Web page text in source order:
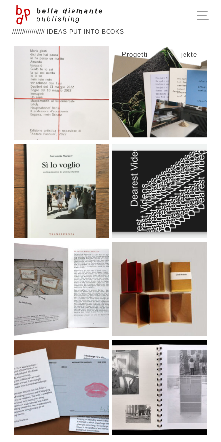
///////////////// IDEAS PUT INTO BOOKS
Frammenti Vari Progetti – jects – jekte
autobiografia di
un’educazione
Dearest Videos
Give&Take and the
generous society
One Kiss Give & Take